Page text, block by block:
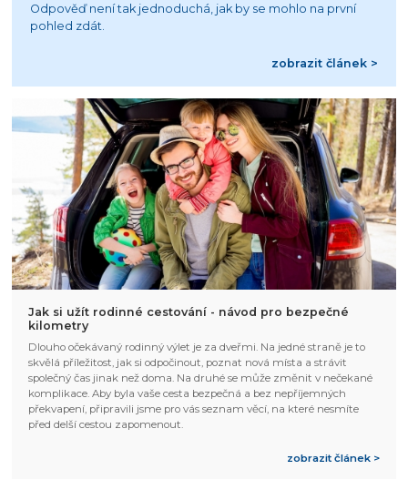
Odpověď není tak jednoduchá, jak by se mohlo na první
pohled zdát.
zobrazit článek >
Jak si užít rodinné cestování - návod pro bezpečné
kilometry
Dlouho očekávaný rodinný výlet je za dveřmi. Na jedné straně je to
skvělá příležitost, jak si odpočinout, poznat nová místa a strávit
společný čas jinak než doma. Na druhé se může změnit v nečekané
komplikace. Aby byla vaše cesta bezpečná a bez nepříjemných
překvapení, připravili jsme pro vás seznam věcí, na které nesmíte
před delší cestou zapomenout.
zobrazit článek >